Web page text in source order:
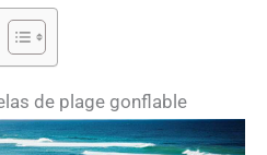
de plage gonflable